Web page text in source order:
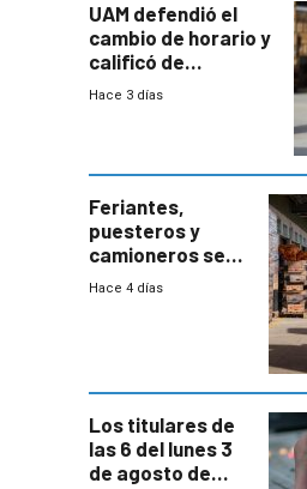
UAM defendió el
cambio de horario y
calificó de
“desproporcionado”
Hace 3 días
Feriantes,
puesteros y
camioneros se
movilizaron en
Hace 4 días
Los titulares de
las 6 del lunes 3
de agosto de